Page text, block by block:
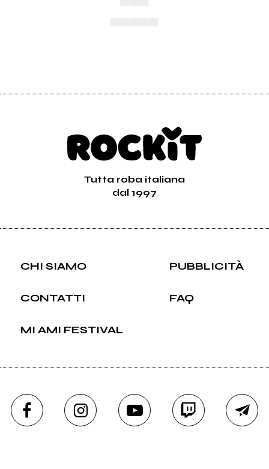
Tutta roba italiana
dal 1997
CHI SIAMO PUBBLICITÀ
CONTATTI FAQ
MI AMI FESTIVAL